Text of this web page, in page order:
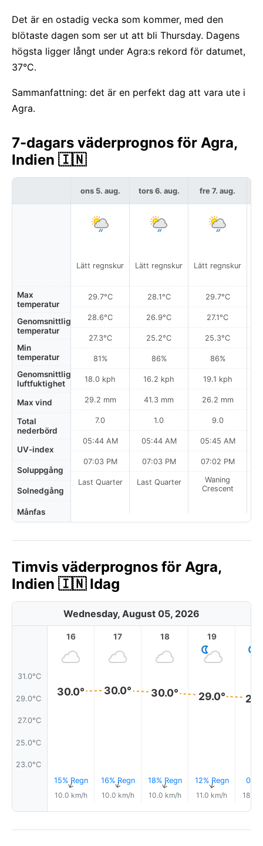
Det är en ostadig vecka som kommer, med den
blötaste dagen som ser ut att bli Thursday. Dagens
högsta ligger långt under Agra:s rekord för datumet,
37°C.
Sammanfattning: det är en perfekt dag att vara ute i
Agra.
7-dagars väderprognos för Agra,
Indien 🇮🇳
Max
temperatur
Genomsnittlig
temperatur
Min
temperatur
Genomsnittlig
luftfuktighet
Max vind
Total
nederbörd
UV-index
Soluppgång
Solnedgång
Månfas
ons 5. aug.
Lätt regnskur
29.7°C
28.6°C
27.3°C
81%
18.0 kph
29.2 mm
7.0
05:44 AM
07:03 PM
Last Quarter
tors 6. aug.
Lätt regnskur
28.1°C
26.9°C
25.2°C
86%
16.2 kph
41.3 mm
1.0
05:44 AM
07:03 PM
Last Quarter
fre 7. aug.
Lätt regnskur
29.7°C
27.1°C
25.3°C
86%
19.1 kph
26.2 mm
9.0
05:45 AM
07:02 PM
Waning
Crescent
Timvis väderprognos för Agra,
Indien 🇮🇳 Idag
Wednesday, August 05, 2026
31.0°C
29.0°C
27.0°C
25.0°C
23.0°C
16
30.0°
15% Regn
↑
10.0 km/h
17
30.0°
16% Regn
↑
10.0 km/h
18
30.0°
18% Regn
↑
10.0 km/h
19
29.0°
12% Regn
↑
11.0 km/h
0.1
18.0